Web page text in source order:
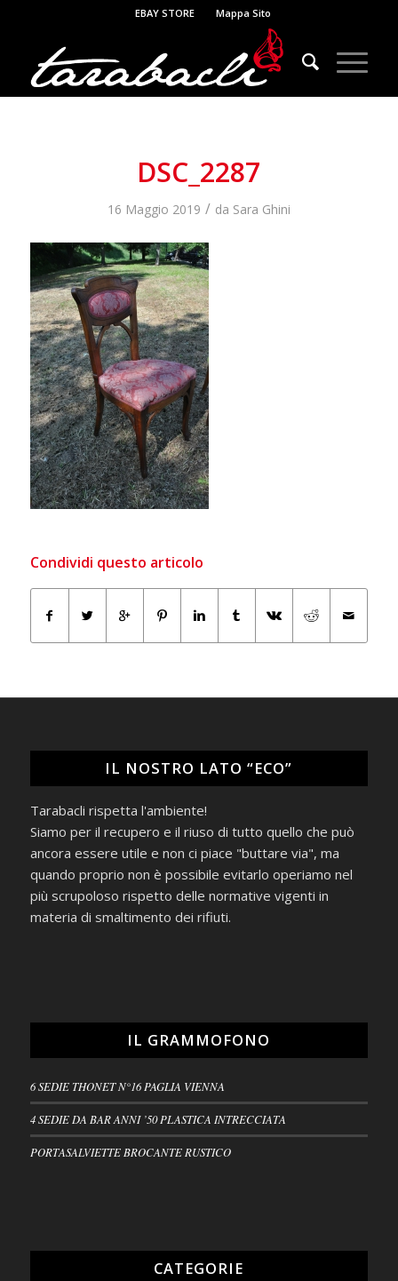
EBAY STORE Mappa Sito
DSC_2287
16 Maggio 2019 / da Sara Ghini
Condividi questo articolo
IL NOSTRO LATO “ECO”
Tarabacli rispetta l'ambiente!
Siamo per il recupero e il riuso di tutto quello che può
ancora essere utile e non ci piace "buttare via", ma
quando proprio non è possibile evitarlo operiamo nel
più scrupoloso rispetto delle normative vigenti in
materia di smaltimento dei rifiuti.
IL GRAMMOFONO
6 SEDIE THONET N°16 PAGLIA VIENNA
4 SEDIE DA BAR ANNI ’50 PLASTICA INTRECCIATA
PORTASALVIETTE BROCANTE RUSTICO
CATEGORIE